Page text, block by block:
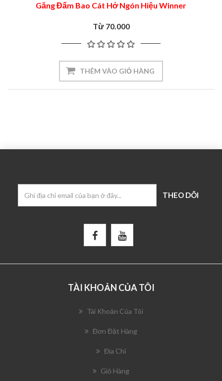
Găng Đấm Bao Cát Hở Ngón Hiệu Winner
Từ 70.000
TÀI KHOẢN CỦA TÔI
Tài Khoản Của Tôi
Đơn Đặt Hàng
Địa Chỉ
Giỏ Hàng